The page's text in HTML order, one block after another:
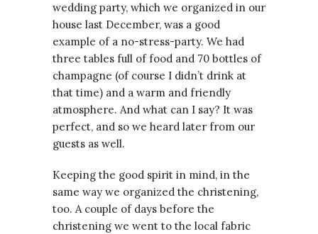
wedding party, which we organized in our
house last December, was a good
example of a no-stress-party. We had
three tables full of food and 70 bottles of
champagne (of course I didn’t drink at
that time) and a warm and friendly
atmosphere. And what can I say? It was
perfect, and so we heard later from our
guests as well.
Keeping the good spirit in mind, in the
same way we organized the christening,
too. A couple of days before the
christening we went to the local fabric